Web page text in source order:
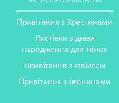
Привітання з Хрестинами
Листівки з днем
народження для жінок
Привітання з ювілеєм
Привітання з іменинами